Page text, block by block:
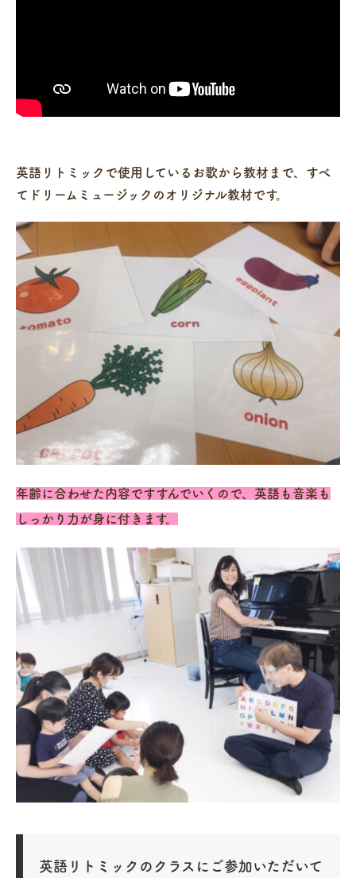
英語リトミックで使用しているお歌から教材まで、すべ
てドリームミュージックのオリジナル教材です。
年齢に合わせた内容ですすんでいくので、英語も音楽も
しっかり力が身に付きます。
英語リトミックのクラスにご参加いただいて